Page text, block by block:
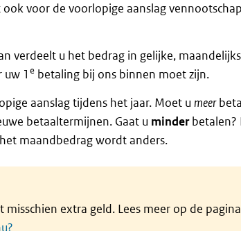
voor de voorlopige aanslag
verdeelt u het bedrag in gelijke,
uw 1e betaling bij ons binnen moet zijn.
aanslag tijdens het jaar. Moet umeer
betaaltermijnen. Gaat u minderbetalen?
maandbedrag wordt anders.
misschien extra geld. Lees meer op de pagina